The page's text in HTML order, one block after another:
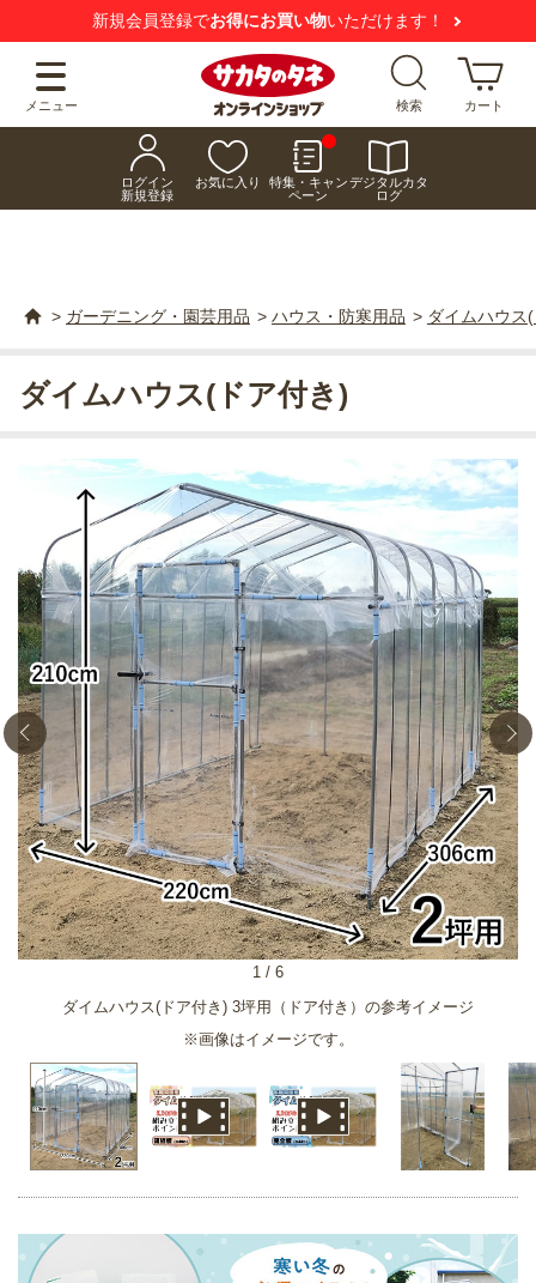
新規会員登録でお得にお買い物いただけます！
メニュー 検索 カート
ログイン
新規登録
お気に入り
特集・キャン
ペーン
デジタルカタ
ログ
> ガーデニング・園芸用品 > ハウス・防寒用品 > ダイムハウス
ダイムハウス(ドア付き) 3坪用（ドア付き）の参考イメージ
※画像はイメージです。
1 / 6
ダイムハウス(ドア付き)